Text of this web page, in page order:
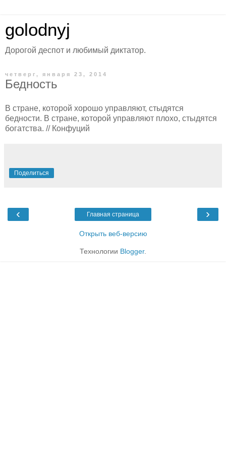
golodnyj
Дорогой деспот и любимый диктатор.
четверг, января 23, 2014
Бедность
В стране, которой хорошо управляют, стыдятся
бедности. В стране, которой управляют плохо, стыдятся
богатства. // Конфуций
Поделиться
‹ ›
Главная страница
Открыть веб-версию
Технологии Blogger.